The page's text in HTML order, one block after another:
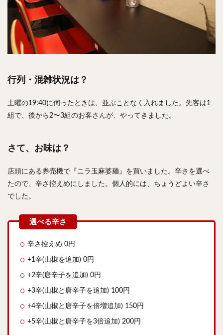
行列・混雑状況は？
土曜の19:40に伺ったときは、並ぶことなく入れました。先客は1
組で、後から2〜3組のお客さんが、やってきました。
さて、お味は？
店頭にある券売機で『ニラ玉麻婆麺』を買いました。辛さを選べ
たので、辛さ控えめにしました。個人的には、ちょうどよい辛さ
でした。
辛さ控えめ 0円
+1辛(山椒を追加) 0円
+2辛(唐辛子を追加) 0円
+3辛(山椒と唐辛子を追加) 100円
+4辛(山椒と唐辛子を倍増追加) 150円
+5辛(山椒と唐辛子を3倍追加) 200円